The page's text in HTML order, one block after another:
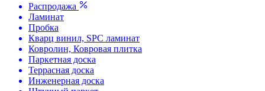
Распродажа
Ламинат
Пробка
Кварц винил, SPC ламинат
Ковролин, Ковровая плитка
Паркетная доска
Террасная доска
Инженерная доска